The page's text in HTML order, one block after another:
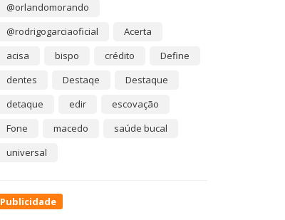
@orlandomorando
@rodrigogarciaoficial
Acerta
acisa
bispo crédito
Define
dentes
Destaqe
Destaque
detaque
edir
escovação
Fone
macedo
saúde bucal
universal
Publicidade